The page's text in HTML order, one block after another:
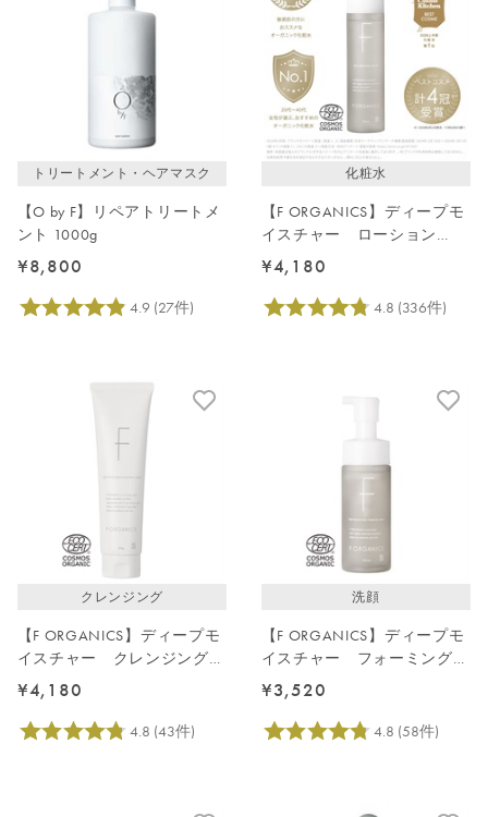
トリートメント・ヘアマスク
【O by F】リペアトリートメ
ント 1000g
¥8,800
化粧水
【F ORGANICS】ディープモ
イスチャー ローション
150mL
¥4,180
クレンジング
【F ORGANICS】ディープモ
イスチャー クレンジングク
リーム 150g
¥4,180
洗顔
【F ORGANICS】ディープモ
イスチャー フォーミングウ
ォッシュ 150ｍL
¥3,520